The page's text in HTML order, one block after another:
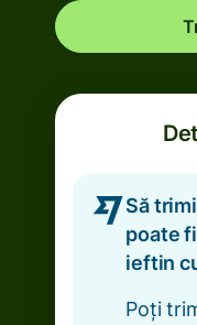
Să
poate
ieftin
Poți